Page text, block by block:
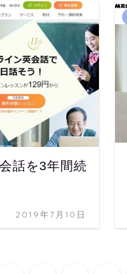
話を3年間続
2019年7月10日